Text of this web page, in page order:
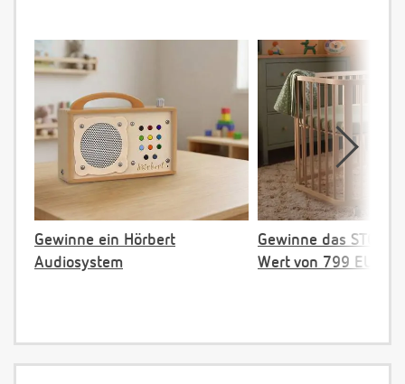
Gewinne ein Hörbert
Audiosystem
Gewinne das
Wert von 799 EUR